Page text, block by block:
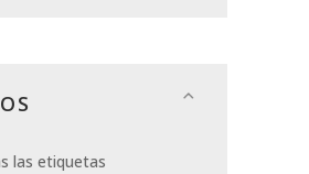
las etiquetas